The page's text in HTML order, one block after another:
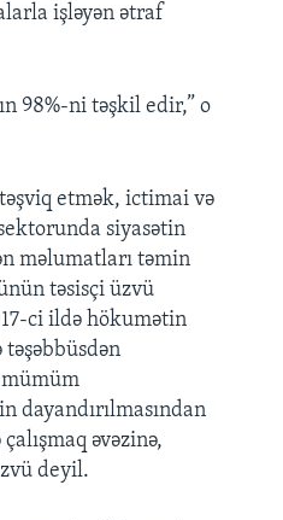
işləyən ətraf
98%-ni təşkil edir,” o
etmək, ictimai və
siyasətin
məlumatları təmin
təsisçi üzvü
ci ildə hökumətin
mümüm
dayandırılmasından
əvəzinə,
deyil.